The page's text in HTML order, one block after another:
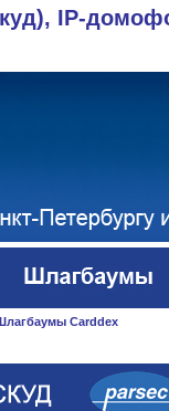
IP-
Carddex